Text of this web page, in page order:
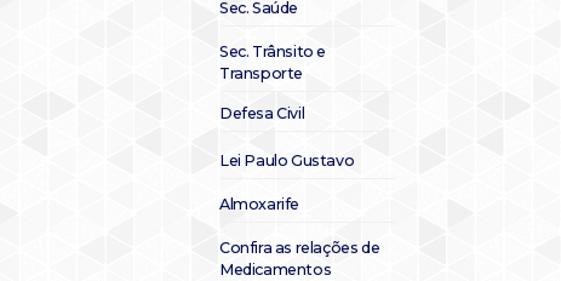
Sec. Saúde
Sec. Trânsito e
Transporte
Defesa Civil
Lei Paulo Gustavo
Almoxarife
Confira as relações de
Medicamentos